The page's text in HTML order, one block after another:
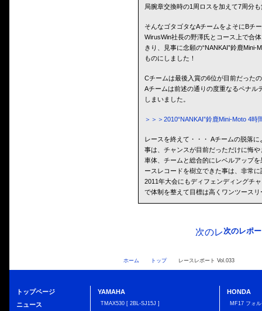
局腕章交換時の1周ロスを加えて7周分
そんなゴタゴタなAチームをよそにBチ
WirusWin社長の野澤氏とコース上で合
きり、見事に念願の“NANKAI”鈴鹿
ものにしました！
Cチームは最後入賞の6位が目前だった
Aチームは前述の通りの度重なるペナル
しまいました。
＞＞＞2010“NANKAI”鈴鹿Mini-Moto 4
レースを終えて・・・ Aチームの脱落
事は、チャンスが目前だっただけに悔
車体、チームと総合的にレベルアップ
ースレコードを樹立できた事は、非常
2011年大会にもディフェンディングチ
で体制を整えて目標は高くワンツース
次のレポ
ホーム トップ レースレポート Vol.033
トップページ
ニュース
YAMAHA
TMAX530 [ 2BL-SJ15J ]
HONDA
MF17 フォ